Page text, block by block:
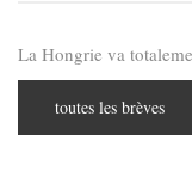
La Hongrie va
toutes les brèves